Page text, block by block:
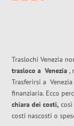
Traslochi Venezia
trasloco a Venezia ,
Trasferirsi a Venezia
finanziaria. Ecco
chiara dei costi,
costi nascosti o